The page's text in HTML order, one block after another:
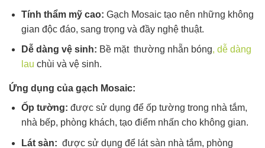
Tính thẩm mỹ cao: Gạch Mosaic tạo nên những không
gian độc đáo, sang trọng và đầy nghệ thuật.
Dễ dàng vệ sinh: Bề mặt thường nhẵn bóng, dễ dàng
lau chùi và vệ sinh.
Ứng dụng của gạch Mosaic:
Ốp tường: được sử dụng để ốp tường trong nhà tắm,
nhà bếp, phòng khách, tạo điểm nhấn cho không gian.
Lát sàn: được sử dụng để lát sàn nhà tắm, phòng